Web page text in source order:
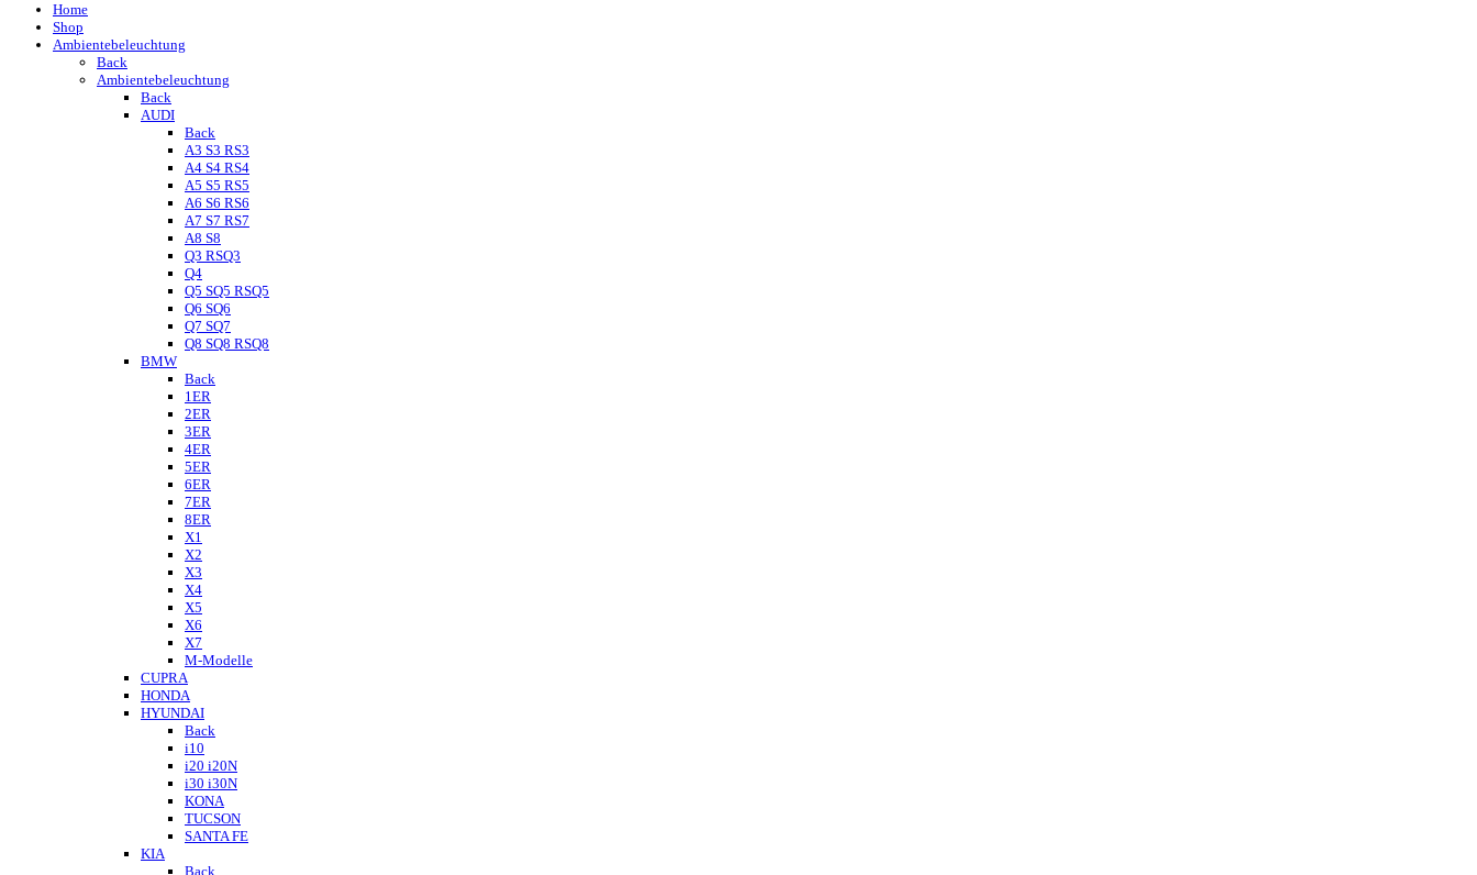
Home
Shop
Ambientebeleuchtung
Back
Ambientebeleuchtung
Back
AUDI
Back
A3 S3 RS3
A4 S4 RS4
A5 S5 RS5
A6 S6 RS6
A7 S7 RS7
A8 S8
Q3 RSQ3
Q4
Q5 SQ5 RSQ5
Q6 SQ6
Q7 SQ7
Q8 SQ8 RSQ8
BMW
Back
1ER
2ER
3ER
4ER
5ER
6ER
7ER
8ER
X1
X2
X3
X4
X5
X6
X7
M-Modelle
CUPRA
HONDA
HYUNDAI
Back
i10
i20 i20N
i30 i30N
KONA
TUCSON
SANTA FE
KIA
Back